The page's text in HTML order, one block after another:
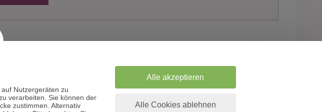
& Horoskope
Medium & Channeling
Nutzergeräten zu
verarbeiten. Sie können der
zustimmen. Alternativ
Alle akzeptieren
Alle Cookies ablehnen